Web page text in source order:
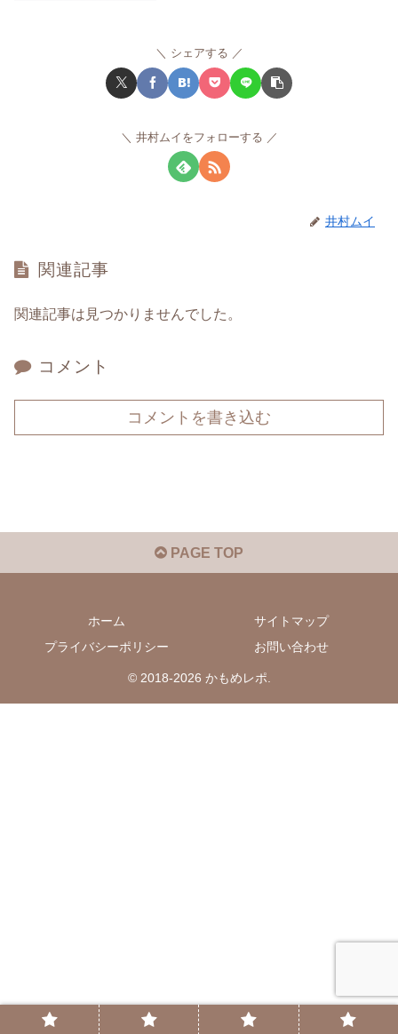
シェアする
井村ムイをフォローする
井村ムイ
関連記事
関連記事は見つかりませんでした。
コメント
コメントを書き込む
PAGE TOP
ホーム
サイトマップ
プライバシーポリシー
お問い合わせ
© 2018-2026 かもめレポ.